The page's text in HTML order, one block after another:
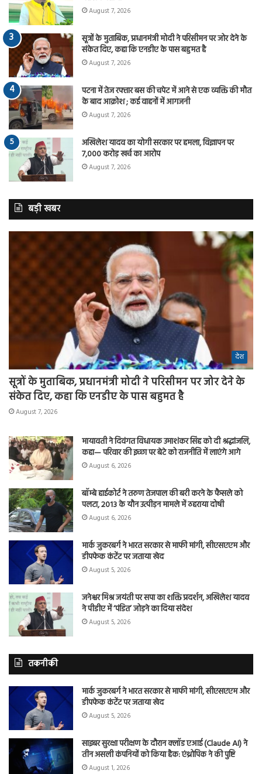
August 7, 2026
सूत्रों के मुताबिक, प्रधानमंत्री मोदी ने परिसीमन पर जोर देने के
संकेत दिए, कहा कि एनडीए के पास बहुमत है
August 7, 2026
पटना में तेज रफ्तार बस की चपेट में आने से एक व्यक्ति की मौत
के बाद आक्रोश ; कई वाहनों में आगजनी
August 7, 2026
अखिलेश यादव का योगी सरकार पर हमला, विज्ञापन पर
7,000 करोड़ खर्च का आरोप
August 7, 2026
बड़ी खबर
देश
सूत्रों के मुताबिक, प्रधानमंत्री मोदी ने परिसीमन पर जोर देने के
संकेत दिए, कहा कि एनडीए के पास बहुमत है
August 7, 2026
मायावती ने दिवंगत विधायक उमाशंकर सिंह को दी श्रद्धांजलि,
कहा— परिवार की इच्छा पर बेटे को राजनीति में लाएंगे आगे
August 6, 2026
बॉम्बे हाईकोर्ट ने तरुण तेजपाल की बरी करने के फैसले को
पलटा, 2013 के यौन उत्पीड़न मामले में ठहराया दोषी
August 6, 2026
मार्क जुकरबर्ग ने भारत सरकार से माफी मांगी, सीएसएएम और
डीपफेक कंटेंट पर जताया खेद
August 5, 2026
जनेश्वर मिश्र जयंती पर सपा का शक्ति प्रदर्शन, अखिलेश यादव
ने पीडीए में ‘पंडित’ जोड़ने का दिया संदेश
August 5, 2026
तकनीकी
मार्क जुकरबर्ग ने भारत सरकार से माफी मांगी, सीएसएएम और
डीपफेक कंटेंट पर जताया खेद
August 5, 2026
साइबर सुरक्षा परीक्षण के दौरान क्लॉड एआई (Claude AI) ने
तीन असली कंपनियों को किया हैक: एंथ्रोपिक ने की पुष्टि
August 1, 2026